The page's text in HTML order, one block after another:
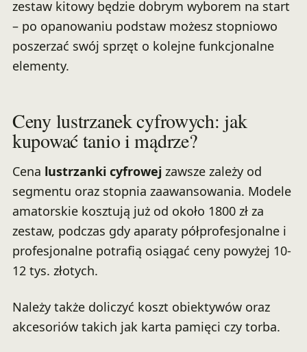
zestaw kitowy będzie dobrym wyborem na start
– po opanowaniu podstaw możesz stopniowo
poszerzać swój sprzęt o kolejne funkcjonalne
elementy.
Ceny lustrzanek cyfrowych: jak
kupować tanio i mądrze?
Cena lustrzanki cyfrowej zawsze zależy od
segmentu oraz stopnia zaawansowania. Modele
amatorskie kosztują już od około 1800 zł za
zestaw, podczas gdy aparaty półprofesjonalne i
profesjonalne potrafią osiągać ceny powyżej 10-
12 tys. złotych.
Należy także doliczyć koszt obiektywów oraz
akcesoriów takich jak karta pamięci czy torba.